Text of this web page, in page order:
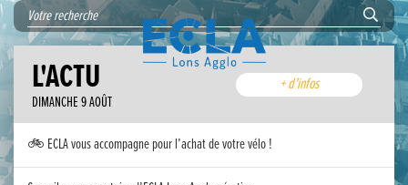
L'ACTU
DIMANCHE 9 AOÛT
+ d'infos
🚲 ECLA vous accompagne pour l’achat de votre vélo !